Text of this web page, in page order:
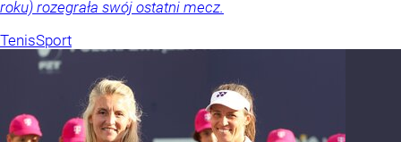
roku) rozegrała swój ostatni mecz.
TenisSport